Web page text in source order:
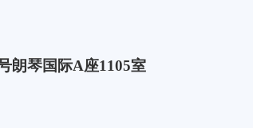
朗琴国际A座1105室